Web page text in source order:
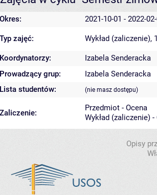
Okres: 2021-10-01 - 2022-
Typ zajęć: Wykład (zaliczenie),
Koordynatorzy:
Izabela Senderacka
Prowadzący grup:
Izabela Senderacka
Lista studentów:
(nie masz dostępu)
Zaliczenie:
Przedmiot - Ocena
Wykład (zaliczenie) -
Opisy